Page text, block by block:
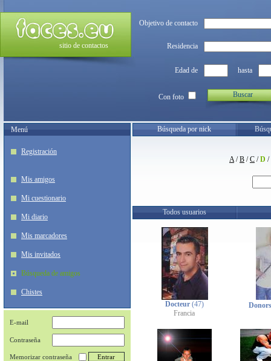
sitio de contactos
Objetivo de contacto
Residencia
Edad de hasta
Con foto Buscar
Menú
Registración
Mis amigos
Mi cuestionario
Mi diario
Mis marcadores
Mis invitados
Búsqueda de amigos
Chistes
E-mail
Contraseña
Memorizar contraseña
Búsqueda por nick
A/B /C /D /
Todos usuarios
Docteur (47)
Francia